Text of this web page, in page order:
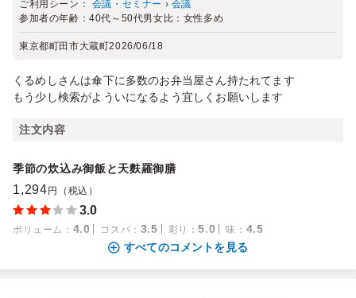
ご利用シーン： 会議・セミナー › 会議
参加者の年齢：40代～50代男女比： 女性多め
東京都町田市大蔵町2026/06/18
くるめしさんは傘下に多数のお弁当屋さん持たれてます
もう少し検索がよういになるよう宜しくお願いします
注文内容
季節の炊込み御飯と天麩羅御膳
1,294 円（税込）
3.0
ボリューム ： 4.0 コスパ ： 3.5 彩り ：5.0 味 ： 4.5
すべてのコメントを見る